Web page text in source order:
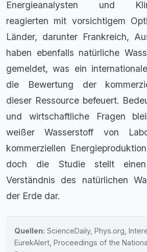
Energieanalysten und
reagierten mit vorsichtigem
Länder, darunter Frankreich,
haben ebenfalls natürliche
gemeldet, was ein
die Bewertung der
dieser Ressource befeuert.
und wirtschaftliche Fragen
weißer Wasserstoff von
kommerziellen
doch die Studie stellt
Verständnis des natürlichen
der Erde dar.
Quellen: ScienceDaily, Phys.org,
EurekAlert, Proceedings of the